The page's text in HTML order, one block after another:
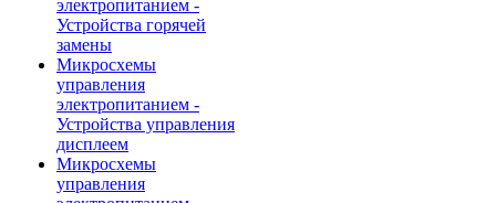
электропитанием -
Устройства горячей
замены
Микросхемы
управления
электропитанием -
Устройства управления
дисплеем
Микросхемы
управления